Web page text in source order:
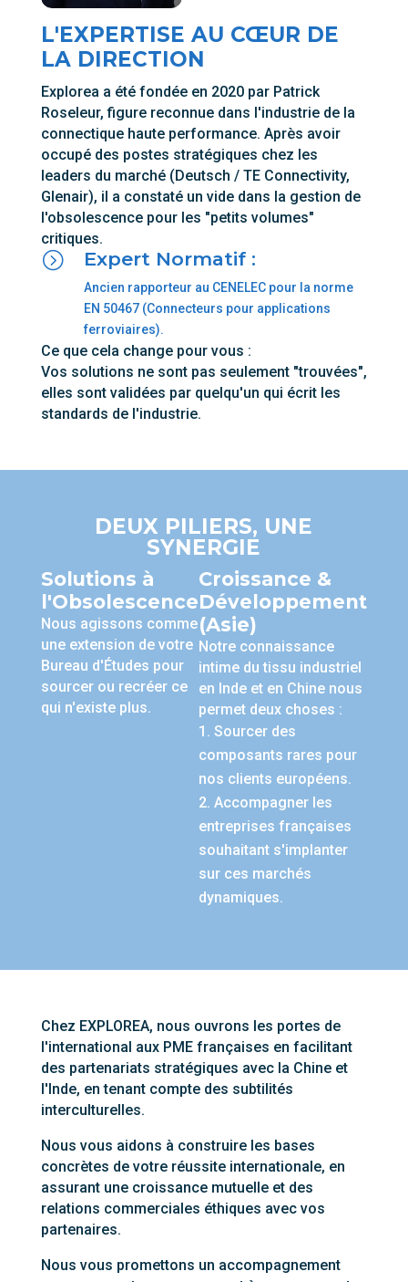
L'EXPERTISE AU CŒUR DE
LA DIRECTION
Explorea a été fondée en 2020 par Patrick
Roseleur, figure reconnue dans l'industrie de la
connectique haute performance. Après avoir
occupé des postes stratégiques chez les
leaders du marché (Deutsch / TE Connectivity,
Glenair), il a constaté un vide dans la gestion de
l'obsolescence pour les "petits volumes"
critiques.
= Expert Normatif :
Ancien rapporteur au CENELEC pour la norme
EN 50467 (Connecteurs pour applications
ferroviaires).
Ce que cela change pour vous :
Vos solutions ne sont pas seulement "trouvées",
elles sont validées par quelqu'un qui écrit les
standards de l'industrie.
DEUX PILIERS, UNE
SYNERGIE
Solutions à
l'Obsolescence
Nous agissons comme
une extension de votre
Bureau d'Études pour
sourcer ou recréer ce
qui n'existe plus.
Croissance &
Développement
(Asie)
Notre connaissance
intime du tissu industriel
en Inde et en Chine nous
permet deux choses :
Sourcer des
composants rares pour
nos clients européens.
Accompagner les
entreprises françaises
souhaitant s'implanter
sur ces marchés
dynamiques.
Chez EXPLOREA, nous ouvrons les portes de
l'international aux PME françaises en facilitant
des partenariats stratégiques avec la Chine et
l'Inde, en tenant compte des subtilités
interculturelles.
Nous vous aidons à construire les bases
concrètes de votre réussite internationale, en
assurant une croissance mutuelle et des
relations commerciales éthiques avec vos
partenaires.
Nous vous promettons un accompagnement